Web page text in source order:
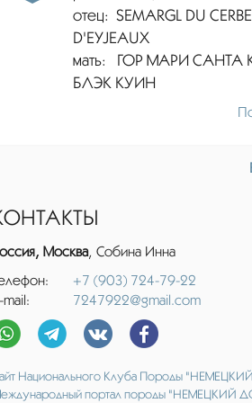
отец: SEMARGL DU
D'EYJEAUX
мать: ГОР МАРИ САНТА
БЛЭК КУИН
Москва, Собина Инна
+7 (903) 724-79-22
mail:
7247922@gmail.com
Национального Клуба Породы
портал породы "НЕМЕЦКИЙ